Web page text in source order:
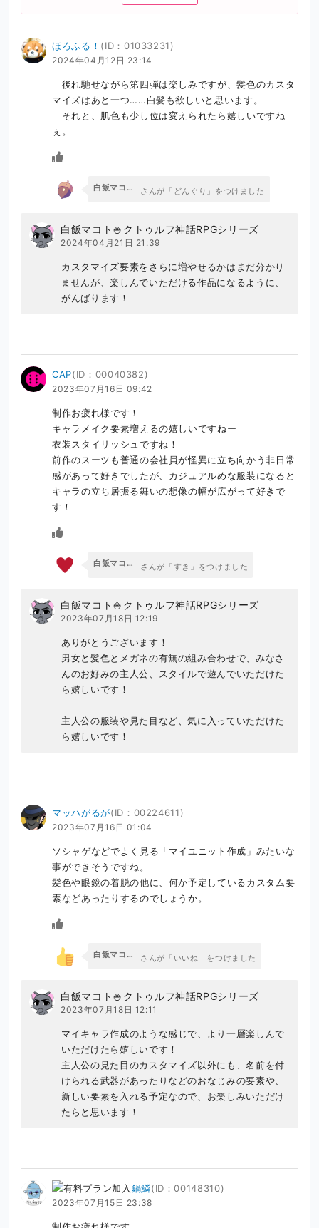
ほろふる！ (ID：01033231)
2024年04月12日 23:14
後れ馳せながら第四弾は楽しみですが、髪色のカスタ
マイズはあと一つ……白髪も欲しいと思います。
それと、肌色も少し位は変えられたら嬉しいですね
ぇ。
白飯マコト🍚クトゥルフ神話RPGシリーズ さんが「どんぐり」をつけました
白飯マコト🍚クトゥルフ神話RPGシリーズ
2024年04月21日 21:39
カスタマイズ要素をさらに増やせるかはまだ分かり
ませんが、楽しんでいただける作品になるように、
がんばります！
CAP(ID：00040382)
2023年07月16日 09:42
制作お疲れ様です！
キャラメイク要素増えるの嬉しいですねー
衣装スタイリッシュですね！
前作のスーツも普通の会社員が怪異に立ち向かう非日常
感があって好きでしたが、カジュアルめな服装になると
キャラの立ち居振る舞いの想像の幅が広がって好きで
す！
白飯マコト🍚クトゥルフ神話RPGシリーズ さんが「すき」をつけました
白飯マコト🍚クトゥルフ神話RPGシリーズ
2023年07月18日 12:19
ありがとうございます！
男女と髪色とメガネの有無の組み合わせで、みなさ
んのお好みの主人公、スタイルで遊んでいただけた
ら嬉しいです！
主人公の服装や見た目など、気に入っていただけた
ら嬉しいです！
マッハがるが(ID：00224611)
2023年07月16日 01:04
ソシャゲなどでよく見る「マイユニット作成」みたいな
事ができそうですね。
髪色や眼鏡の着脱の他に、何か予定しているカスタム要
素などあったりするのでしょうか。
白飯マコト🍚クトゥルフ神話RPGシリーズ さんが「いいね」をつけました
白飯マコト🍚クトゥルフ神話RPGシリーズ
2023年07月18日 12:11
マイキャラ作成のような感じで、より一層楽しんで
いただけたら嬉しいです！
主人公の見た目のカスタマイズ以外にも、名前を付
けられる武器があったりなどのおなじみの要素や、
新しい要素を入れる予定なので、お楽しみいただけ
たらと思います！
鍋鱗(ID：00148310)
2023年07月15日 23:38